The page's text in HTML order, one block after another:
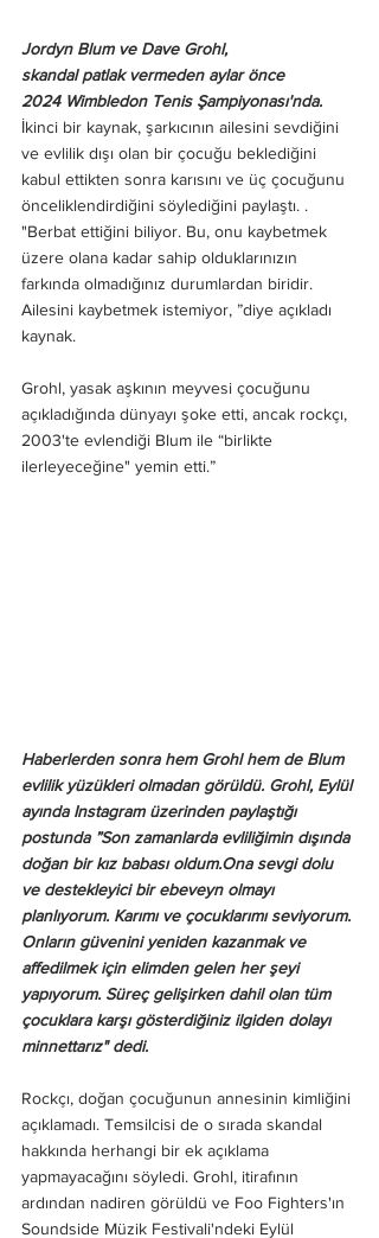
Jordyn Blum ve Dave Grohl,
skandal patlak vermeden aylar önce
2024 Wimbledon Tenis Şampiyonası'nda.
İkinci bir kaynak, şarkıcının ailesini sevdiğini
ve evlilik dışı olan bir çocuğu beklediğini
kabul ettikten sonra karısını ve üç çocuğunu
önceliklendirdiğini söylediğini paylaştı. .
"Berbat ettiğini biliyor. Bu, onu kaybetmek
üzere olana kadar sahip olduklarınızın
farkında olmadığınız durumlardan biridir.
Ailesini kaybetmek istemiyor, ”diye açıkladı
kaynak.
Grohl, yasak aşkının meyvesi çocuğunu
açıkladığında dünyayı şoke etti, ancak rockçı,
2003'te evlendiği Blum ile “birlikte
ilerleyeceğine" yemin etti.”
Haberlerden sonra hem Grohl hem de Blum
evlilik yüzükleri olmadan görüldü. Grohl, Eylül
ayında Instagram üzerinden paylaştığı
postunda ”Son zamanlarda evliliğimin dışında
doğan bir kız babası oldum.Ona sevgi dolu
ve destekleyici bir ebeveyn olmayı
planlıyorum. Karımı ve çocuklarımı seviyorum.
Onların güvenini yeniden kazanmak ve
affedilmek için elimden gelen her şeyi
yapıyorum. Süreç gelişirken dahil olan tüm
çocuklara karşı gösterdiğiniz ilgiden dolayı
minnettarız" dedi.
Rockçı, doğan çocuğunun annesinin kimliğini
açıklamadı. Temsilcisi de o sırada skandal
hakkında herhangi bir ek açıklama
yapmayacağını söyledi. Grohl, itirafının
ardından nadiren görüldü ve Foo Fighters'ın
Soundside Müzik Festivali'ndeki Eylül